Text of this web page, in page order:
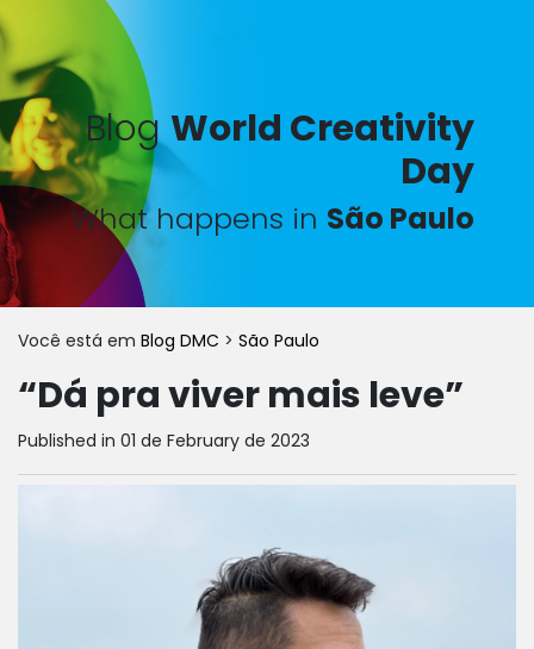
Blog World Creativity
Day
What happens in São Paulo
Você está em Blog DMC > São Paulo
“Dá pra viver mais leve”
Published in 01 de February de 2023